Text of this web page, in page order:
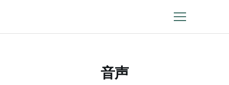
音声
私たちの歯科医院について
歯科衛生士の仕事について